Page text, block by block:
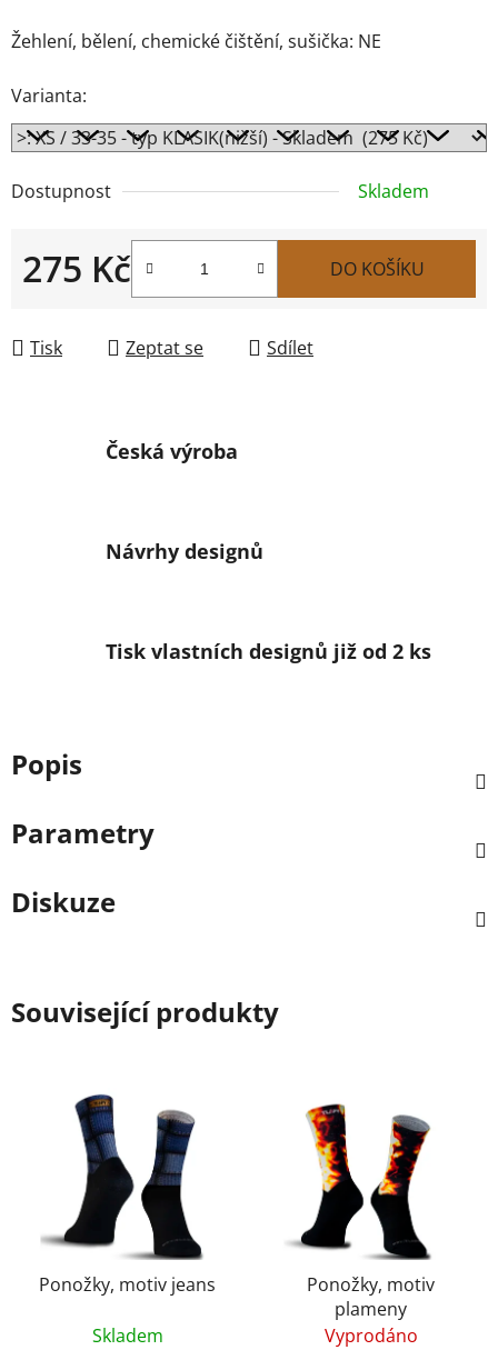
Žehlení, bělení, chemické čištění, sušička: NE
Varianta:
Dostupnost Skladem
275 Kč DO KOŠÍKU
Tisk Zeptat se Sdílet
Česká výroba
Návrhy designů
Tisk vlastních designů již od 2 ks
Popis
Parametry
Diskuze
Související produkty
Ponožky, motiv jeans
Skladem
Ponožky, motiv
plameny
Vyprodáno